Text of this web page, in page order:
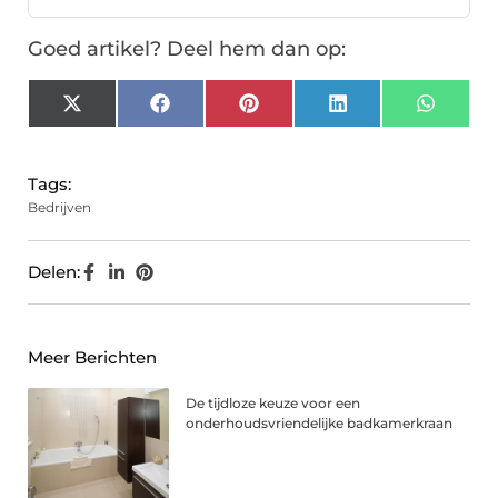
Goed artikel? Deel hem dan op:
X
(Twitter)
FacebookPinterest LinkedIn
Tags:
Bedrijven
Delen:
Meer Berichten
De tijdloze keuze voor een
onderhoudsvriendelijke badkamerkraan